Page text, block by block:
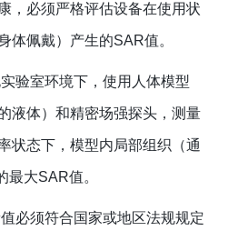
，必须严格评估设备在使用状
体佩戴）产生的SAR值。
验室环境下，使用人体模型
液体）和精密场强探头，测量
状态下，模型内局部组织（通
最大SAR值。
必须符合国家或地区法规规定